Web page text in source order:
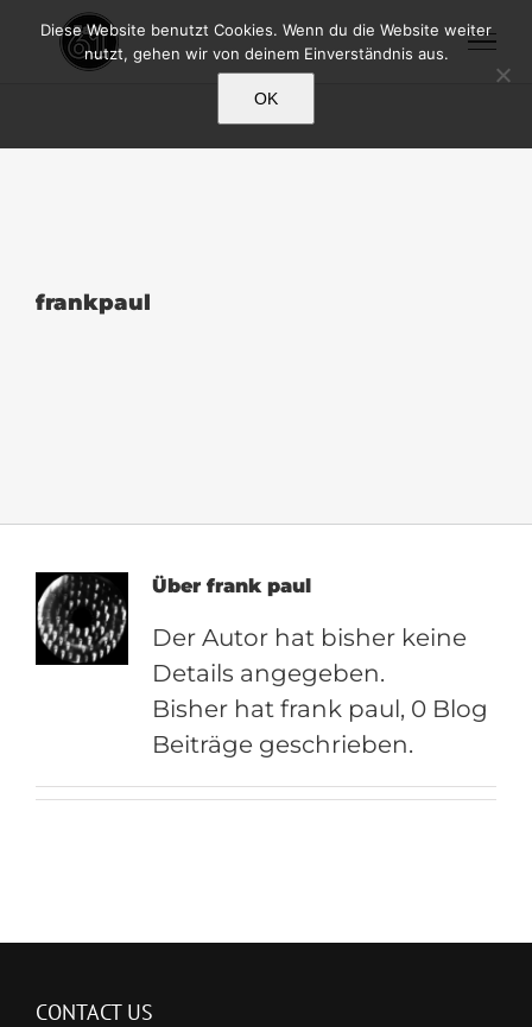
Zum
Inhalt
frankpaul
Über frank paul
Der Autor hat bisher keine
Details angegeben.
Bisher hat frank paul, 0 Blog
Beiträge geschrieben.
CONTACT US
Diese Website benutzt Cookies. Wenn du die Website weiter
nutzt, gehen wir von deinem Einverständnis aus.
OK